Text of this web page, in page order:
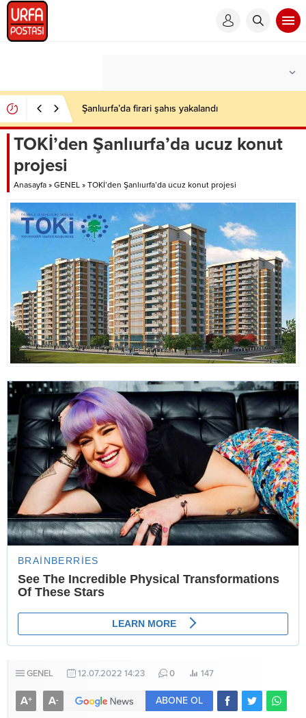
Şanlıurfa’da firari şahıs yakalandı
TOKİ’den Şanlıurfa’da ucuz konut
projesi
Anasayfa » GENEL » TOKİ’den Şanlıurfa’da ucuz konut projesi
GENEL 12.07.2022 14:23 0 147
A+ A- ABONE OL